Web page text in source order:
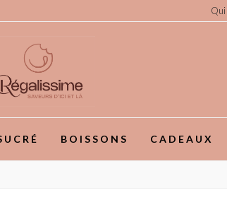
BOISSONS CADEAUX
Qui